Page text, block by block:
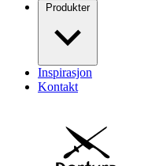
Produkter
Inspirasjon
Kontakt